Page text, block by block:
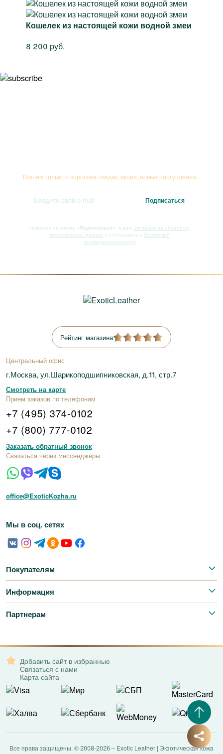
Кошелек из настоящей кожи водной змеи
8 200 руб.
Пишем только о хорошем: скидки, акции, новые поступления...
Нажимая на кнопку «Подписаться» , я даю согласие на обработку
персональных данных и соглашаюсь с Политикой
конфиденциальности
Рейтинг магазина
Центральный офис
г.Москва, ул.Шарикоподшипниковская, д.11, стр.7
Смотреть на карте
Прием заказов по телефонам
+7 (495) 374-0102
+7 (800) 777-0102
Заказать обратный звонок
Связаться через мессенджеры
office@ExoticKozha.ru
Мы в соц. сетях
Покупателям
Информация
Партнерам
Добавить сайт в избранные
Связаться с нами
Карта сайта
Все права защищены. © 2008-2026 – Exotic Leather | Экзотическая кожа